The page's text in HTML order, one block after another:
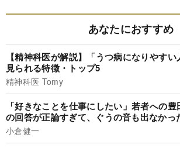
あなたにおすすめ
【精神科医が解説】「うつ病になりやすい
見られる特徴・トップ5
精神科医 Tomy
「好きなことを仕事にしたい」若者への豊
の回答が正論すぎて、ぐうの音も出なかっ
小倉健一